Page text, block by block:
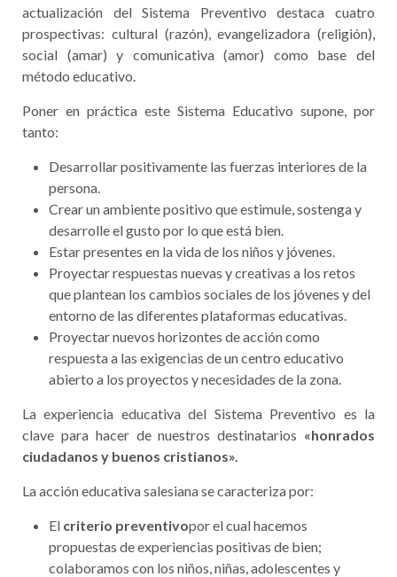
actualización del Sistema Preventivo destaca cuatro
prospectivas: cultural (razón), evangelizadora (religión),
social (amar) y comunicativa (amor) como base del
método educativo.
Poner en práctica este Sistema Educativo supone, por
tanto:
Desarrollar positivamente las fuerzas interiores de la
persona.
Crear un ambiente positivo que estimule, sostenga y
desarrolle el gusto por lo que está bien.
Estar presentes en la vida de los niños y jóvenes.
Proyectar respuestas nuevas y creativas a los retos
que plantean los cambios sociales de los jóvenes y del
entorno de las diferentes plataformas educativas.
Proyectar nuevos horizontes de acción como
respuesta a las exigencias de un centro educativo
abierto a los proyectos y necesidades de la zona.
La experiencia educativa del Sistema Preventivo es la
clave para hacer de nuestros destinatarios «honrados
ciudadanos y buenos cristianos».
La acción educativa salesiana se caracteriza por:
El criterio preventivopor el cual hacemos
propuestas de experiencias positivas de bien;
colaboramos con los niños, niñas, adolescentes y